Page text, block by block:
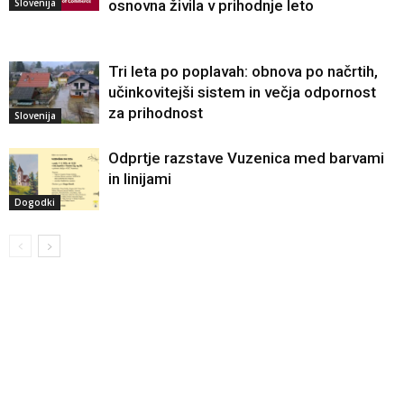
Slovenija
osnovna živila v prihodnje leto
Slovenija
Tri leta po poplavah: obnova po načrtih,
učinkovitejši sistem in večja odpornost
za prihodnost
Dogodki
Odprtje razstave Vuzenica med barvami
in linijami